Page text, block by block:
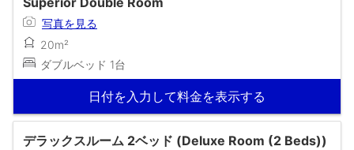
写真を見る
20m²
ダブルベッド 1台
日付を入力して料金を表示する
デラックスルーム 2ベッド (Deluxe Room (2 Beds))